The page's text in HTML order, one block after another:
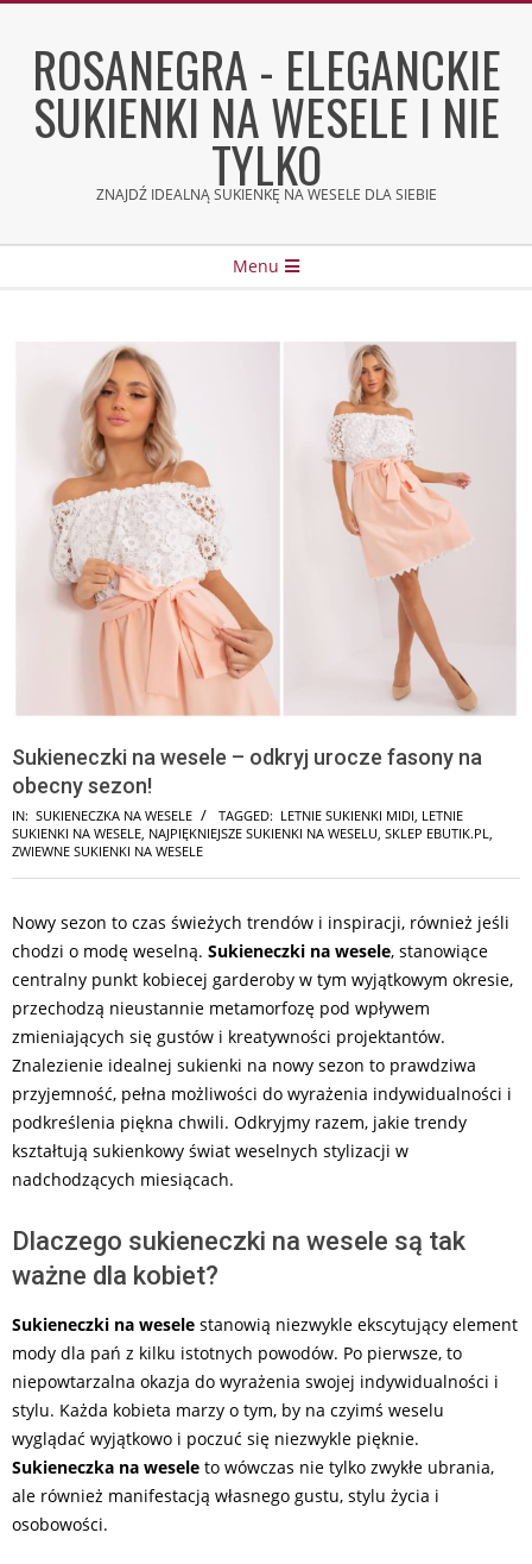
contentROSANEGRA - ELEGANCKIE
SUKIENKI NA WESELE I NIE
TYLKO
ZNAJDŹ IDEALNĄ SUKIENKĘ NA WESELE DLA SIEBIE
Menu
Sukieneczki na wesele – odkryj urocze fasony na
obecny sezon!
IN: SUKIENECZKA NA WESELE TAGGED: LETNIE SUKIENKI MIDI, LETNIE
SUKIENKI NA WESELE, NAJPIĘKNIEJSZE SUKIENKI NA WESELU, SKLEP EBUTIK.PL,
ZWIEWNE SUKIENKI NA WESELE
Nowy sezon to czas świeżych trendów i inspiracji, również jeśli
chodzi o modę weselną. Sukieneczki na wesele, stanowiące
centralny punkt kobiecej garderoby w tym wyjątkowym okresie,
przechodzą nieustannie metamorfozę pod wpływem
zmieniających się gustów i kreatywności projektantów.
Znalezienie idealnej sukienki na nowy sezon to prawdziwa
przyjemność, pełna możliwości do wyrażenia indywidualności i
podkreślenia piękna chwili. Odkryjmy razem, jakie trendy
kształtują sukienkowy świat weselnych stylizacji w
nadchodzących miesiącach.
Dlaczego sukieneczki na wesele są tak
ważne dla kobiet?
Sukieneczki na wesele stanowią niezwykle ekscytujący element
mody dla pań z kilku istotnych powodów. Po pierwsze, to
niepowtarzalna okazja do wyrażenia swojej indywidualności i
stylu. Każda kobieta marzy o tym, by na czyimś weselu
wyglądać wyjątkowo i poczuć się niezwykle pięknie.
Sukieneczka na wesele to wówczas nie tylko zwykłe ubrania,
ale również manifestacją własnego gustu, stylu życia i
osobowości.